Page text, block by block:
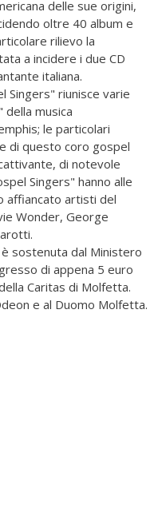
delle sue origini,
oltre 40 album e
rilievo la
a incidere i due CD
italiana.
Singers" riunisce varie
musica
le particolari
di questo coro gospel
di notevole
Singers" hanno alle
affiancato artisti del
Wonder, George
sostenuta dal Ministero
di appena 5 euro
Caritas di Molfetta.
e al Duomo Molfetta.